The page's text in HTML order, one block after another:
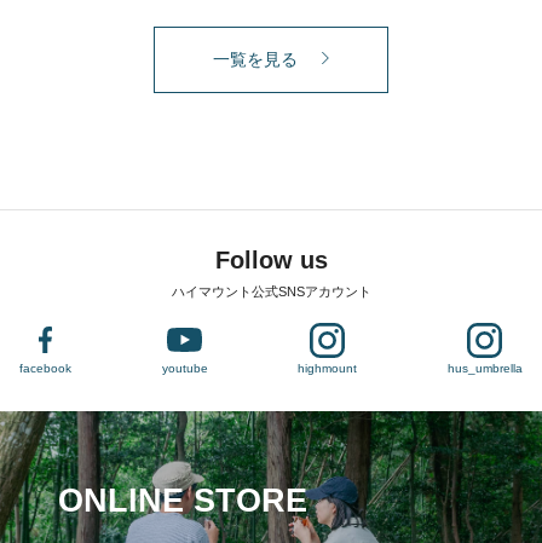
一覧を見る
Follow us
ハイマウント公式SNSアカウント
facebook youtube highmount hus_umbrella
ONLINE STORE